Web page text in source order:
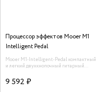
Процессор эффектов Mooer M1
Intelligent Pedal
Mooer M1-Intelligent-Pedal компактный
и легкий двухкнопочный гитарный
широкие функциональные возможности
и портативность.
9 592 ₽